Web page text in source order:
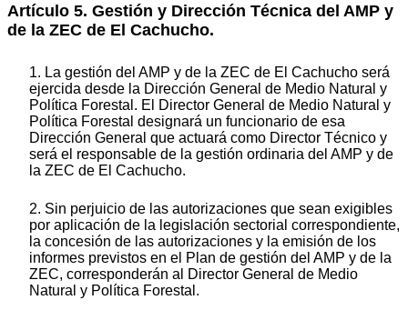
Artículo 5. Gestión y Dirección Técnica del AMP y
de la ZEC de El Cachucho.
1. La gestión del AMP y de la ZEC de El Cachucho será
ejercida desde la Dirección General de Medio Natural y
Política Forestal. El Director General de Medio Natural y
Política Forestal designará un funcionario de esa
Dirección General que actuará como Director Técnico y
será el responsable de la gestión ordinaria del AMP y de
la ZEC de El Cachucho.
2. Sin perjuicio de las autorizaciones que sean exigibles
por aplicación de la legislación sectorial correspondiente,
la concesión de las autorizaciones y la emisión de los
informes previstos en el Plan de gestión del AMP y de la
ZEC, corresponderán al Director General de Medio
Natural y Política Forestal.